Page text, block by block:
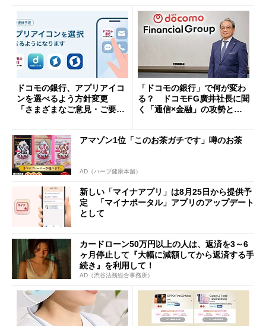
ドコモの銀行、アプリアイコ
ンを選べるよう方針変更
「さまざまなご意見・ご要望
「ドコモの銀行」で何が変わ
る？ ドコモFG廣井社長に聞
く「通信×金融」の攻勢とグ
アマゾン1位「このお茶ガチです」噂のお茶
AD（ハーブ健康本舗）
新しい「マイナアプリ」は8月25日から提供予
定 「マイナポータル」アプリのアップデート
として
カードローン50万円以上の人は、返済を3～6
ヶ月停止して『大幅に減額してから返済する手
続き』を利用して！
AD（渋谷法務総合事務所）